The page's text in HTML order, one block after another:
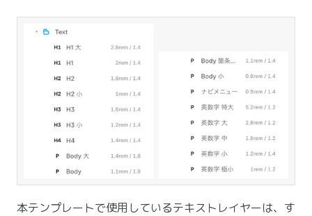
本テンプレートで使用しているテキストレイヤーは、す